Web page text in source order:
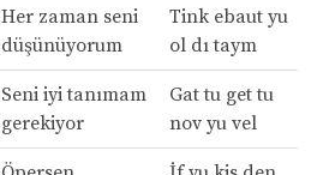
Her zaman seni
düşünüyorum
Tink ebaut yu
ol dı taym
Seni iyi tanımam
gerekiyor
Gat tu get tu
nov yu vel